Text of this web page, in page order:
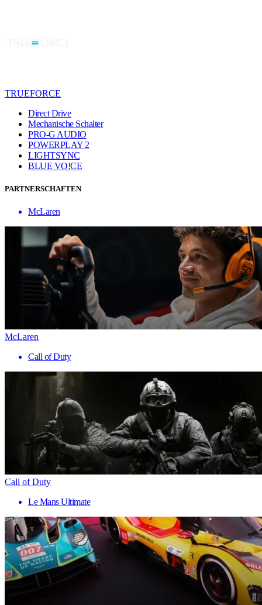
TRUEFORCE
Direct Drive
Mechanische Schalter
PRO-G AUDIO
POWERPLAY 2
LIGHTSYNC
BLUE VO!CE
PARTNERSCHAFTEN
McLaren
McLaren
Call of Duty
Call of Duty
Le Mans Ultimate